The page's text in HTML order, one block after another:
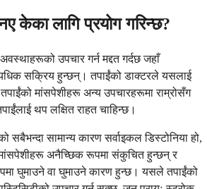
केका लागि प्रयोग गरिन्छ?
उपचार गर्न मद्दत गर्दछ जहाँ
सक्रिय हुन्छन्। तपाईंको डाक्टरले यसलाई
मांसपेशीहरू अन्य उपचारहरूमा राम्रोसँग
थप लक्षित राहत चाहिन्छ।
सामान्य कारण सर्वाइकल डिस्टोनिया हो,
अनैच्छिक रूपमा संकुचित हुन्छन् र
घुमाउने वा घुमाउने कारण हुन्छ। यसले तपाईंको